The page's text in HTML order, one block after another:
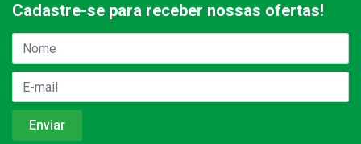
Cadastre-se para receber nossas ofertas!